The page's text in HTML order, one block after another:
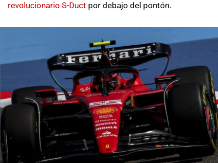
revolucionario S-Duct por debajo del pontón.